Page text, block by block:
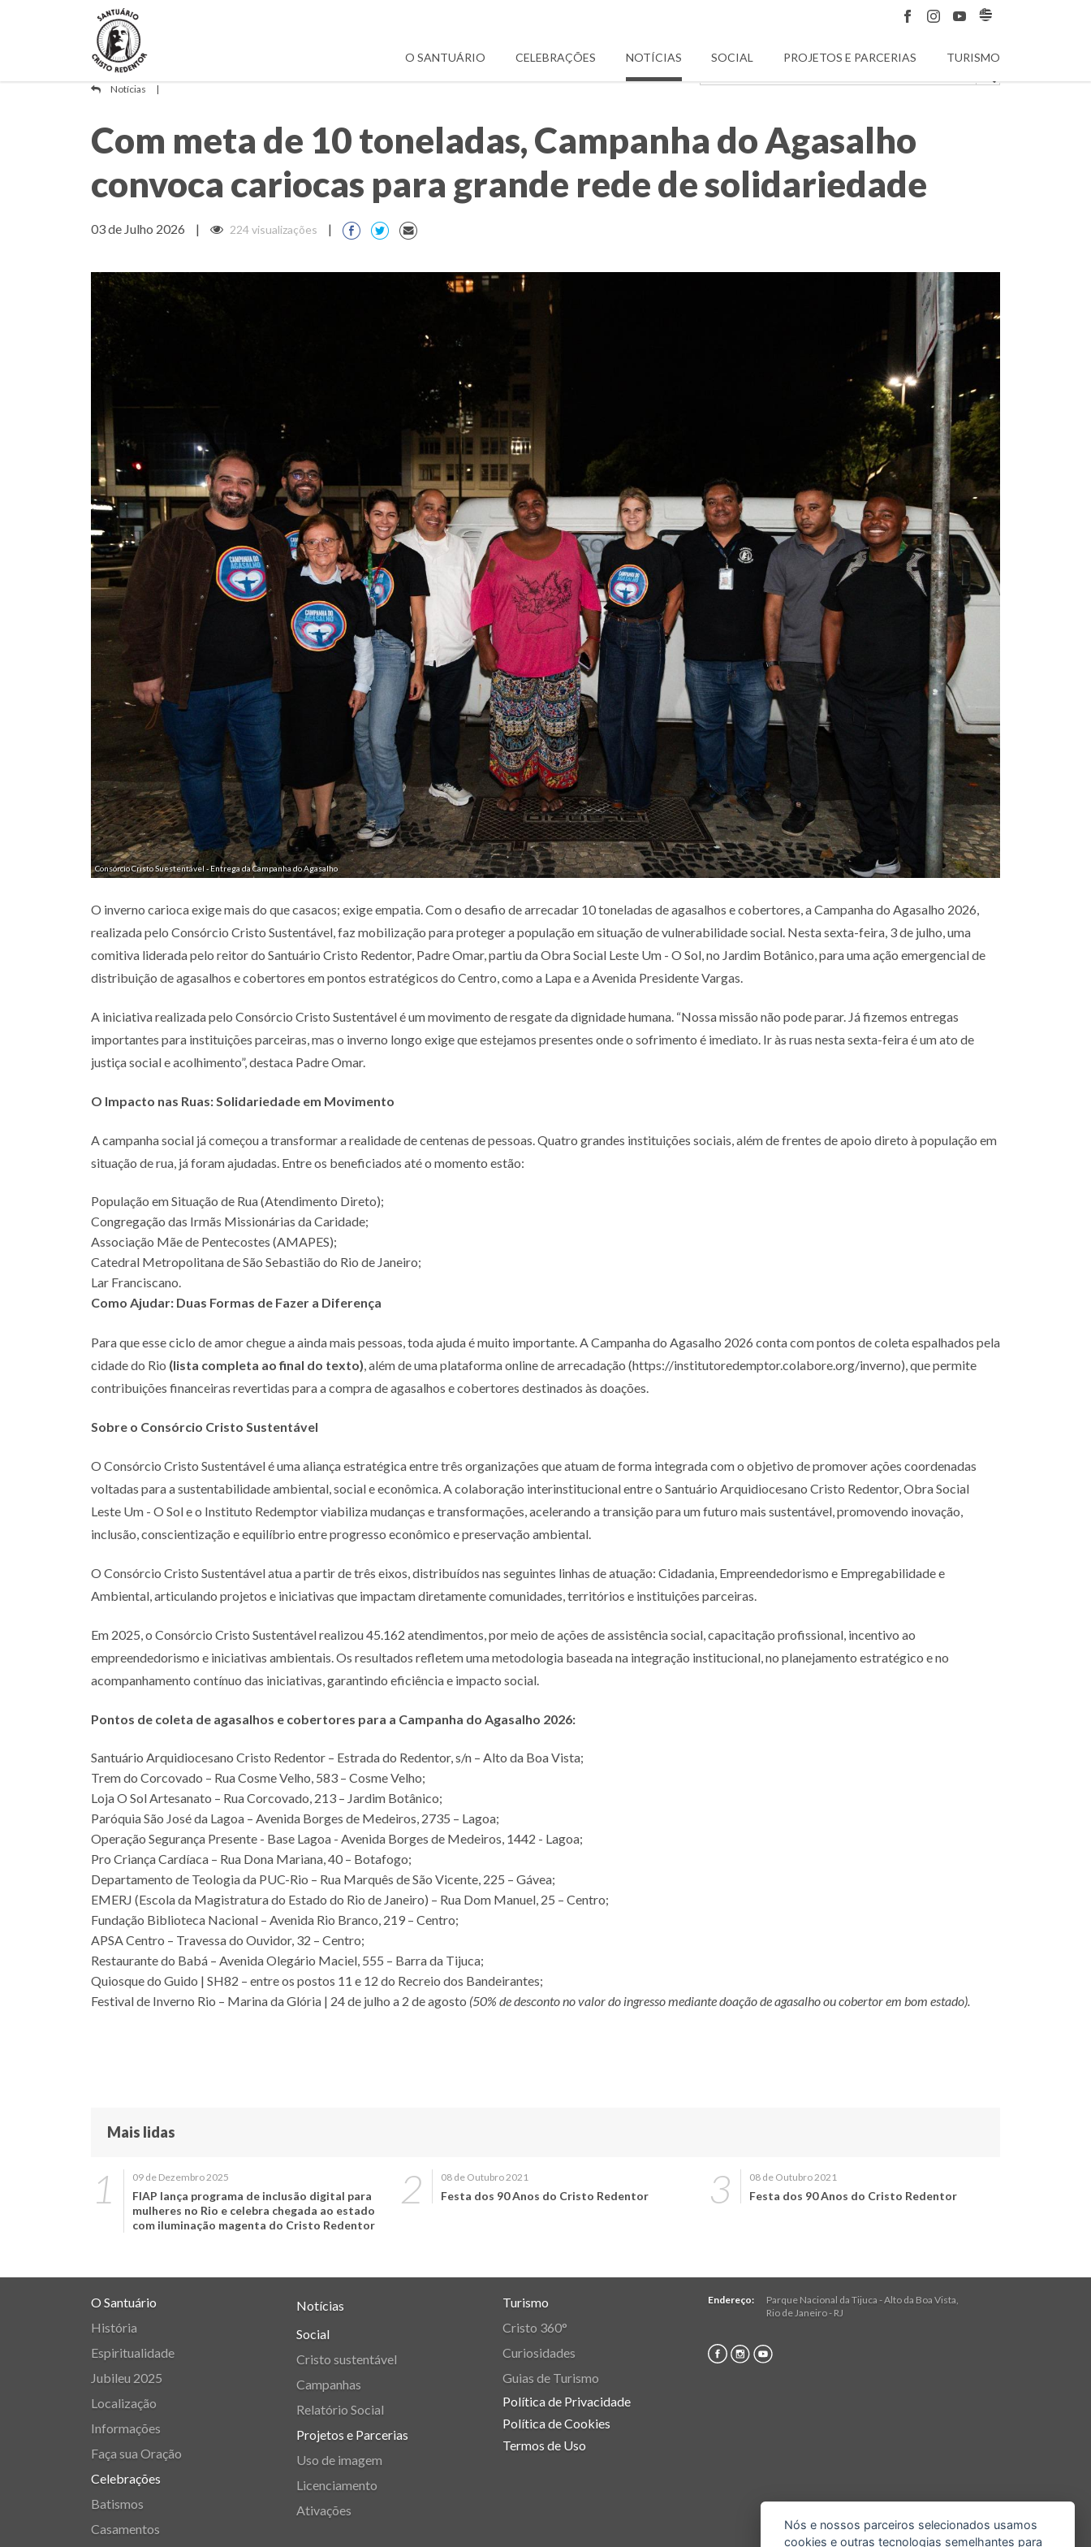
O SANTUÁRIO CELEBRAÇÕES NOTÍCIAS SOCIAL PROJETOS E PARCERIAS TURISMO
Notícias |
Com meta de 10 toneladas, Campanha do Agasalho
convoca cariocas para grande rede de solidariedade
03 de Julho 2026 | 224 visualizações |
Consórcio Cristo Suestentável - Entrega da Campanha do Agasalho
O inverno carioca exige mais do que casacos; exige empatia. Com o desafio de arrecadar 10 toneladas de agasalhos e cobertores, a Campanha do Agasalho 2026,
realizada pelo Consórcio Cristo Sustentável, faz mobilização para proteger a população em situação de vulnerabilidade social. Nesta sexta-feira, 3 de julho, uma
comitiva liderada pelo reitor do Santuário Cristo Redentor, Padre Omar, partiu da Obra Social Leste Um - O Sol, no Jardim Botânico, para uma ação emergencial de
distribuição de agasalhos e cobertores em pontos estratégicos do Centro, como a Lapa e a Avenida Presidente Vargas.
A iniciativa realizada pelo Consórcio Cristo Sustentável é um movimento de resgate da dignidade humana. “Nossa missão não pode parar. Já fizemos entregas
importantes para instituições parceiras, mas o inverno longo exige que estejamos presentes onde o sofrimento é imediato. Ir às ruas nesta sexta-feira é um ato de
justiça social e acolhimento”, destaca Padre Omar.
O Impacto nas Ruas: Solidariedade em Movimento
A campanha social já começou a transformar a realidade de centenas de pessoas. Quatro grandes instituições sociais, além de frentes de apoio direto à população em
situação de rua, já foram ajudadas. Entre os beneficiados até o momento estão:
População em Situação de Rua (Atendimento Direto);
Congregação das Irmãs Missionárias da Caridade;
Associação Mãe de Pentecostes (AMAPES);
Catedral Metropolitana de São Sebastião do Rio de Janeiro;
Lar Franciscano.
Como Ajudar: Duas Formas de Fazer a Diferença
Para que esse ciclo de amor chegue a ainda mais pessoas, toda ajuda é muito importante. A Campanha do Agasalho 2026 conta com pontos de coleta espalhados pela
cidade do Rio (lista completa ao final do texto), além de uma plataforma online de arrecadação (https://institutoredemptor.colabore.org/inverno), que permite
contribuições financeiras revertidas para a compra de agasalhos e cobertores destinados às doações.
Sobre o Consórcio Cristo Sustentável
O Consórcio Cristo Sustentável é uma aliança estratégica entre três organizações que atuam de forma integrada com o objetivo de promover ações coordenadas
voltadas para a sustentabilidade ambiental, social e econômica. A colaboração interinstitucional entre o Santuário Arquidiocesano Cristo Redentor, Obra Social
Leste Um - O Sol e o Instituto Redemptor viabiliza mudanças e transformações, acelerando a transição para um futuro mais sustentável, promovendo inovação,
inclusão, conscientização e equilíbrio entre progresso econômico e preservação ambiental.
O Consórcio Cristo Sustentável atua a partir de três eixos, distribuídos nas seguintes linhas de atuação: Cidadania, Empreendedorismo e Empregabilidade e
Ambiental, articulando projetos e iniciativas que impactam diretamente comunidades, territórios e instituições parceiras.
Em 2025, o Consórcio Cristo Sustentável realizou 45.162 atendimentos, por meio de ações de assistência social, capacitação profissional, incentivo ao
empreendedorismo e iniciativas ambientais. Os resultados refletem uma metodologia baseada na integração institucional, no planejamento estratégico e no
acompanhamento contínuo das iniciativas, garantindo eficiência e impacto social.
Pontos de coleta de agasalhos e cobertores para a Campanha do Agasalho 2026:
Santuário Arquidiocesano Cristo Redentor – Estrada do Redentor, s/n – Alto da Boa Vista;
Trem do Corcovado – Rua Cosme Velho, 583 – Cosme Velho;
Loja O Sol Artesanato – Rua Corcovado, 213 – Jardim Botânico;
Paróquia São José da Lagoa – Avenida Borges de Medeiros, 2735 – Lagoa;
Operação Segurança Presente - Base Lagoa - Avenida Borges de Medeiros, 1442 - Lagoa;
Pro Criança Cardíaca – Rua Dona Mariana, 40 – Botafogo;
Departamento de Teologia da PUC-Rio – Rua Marquês de São Vicente, 225 – Gávea;
EMERJ (Escola da Magistratura do Estado do Rio de Janeiro) – Rua Dom Manuel, 25 – Centro;
Fundação Biblioteca Nacional – Avenida Rio Branco, 219 – Centro;
APSA Centro – Travessa do Ouvidor, 32 – Centro;
Restaurante do Babá – Avenida Olegário Maciel, 555 – Barra da Tijuca;
Quiosque do Guido | SH82 – entre os postos 11 e 12 do Recreio dos Bandeirantes;
Festival de Inverno Rio – Marina da Glória | 24 de julho a 2 de agosto (50% de desconto no valor do ingresso mediante doação de agasalho ou cobertor em bom estado).
Mais lidas
09 de Dezembro 2025
FIAP lança programa de inclusão digital para
mulheres no Rio e celebra chegada ao estado
com iluminação magenta do Cristo Redentor
08 de Outubro 2021
Festa dos 90 Anos do Cristo Redentor
08 de Outubro 2021
Festa dos 90 Anos do Cristo Redentor
O Santuário
História
Espiritualidade
Jubileu 2025
Localização
Informações
Faça sua Oração
Celebrações
Batismos
Casamentos
Notícias
Social
Cristo sustentável
Campanhas
Relatório Social
Projetos e Parcerias
Uso de imagem
Licenciamento
Ativações
Turismo
Cristo 360°
Curiosidades
Guias de Turismo
Política de Privacidade
Política de Cookies
Termos de Uso
Endereço: Parque Nacional da Tijuca - Alto da Boa Vista,
Rio de Janeiro- RJ
Nós e nossos parceiros selecionados usamos
cookies e outras tecnologias semelhantes para